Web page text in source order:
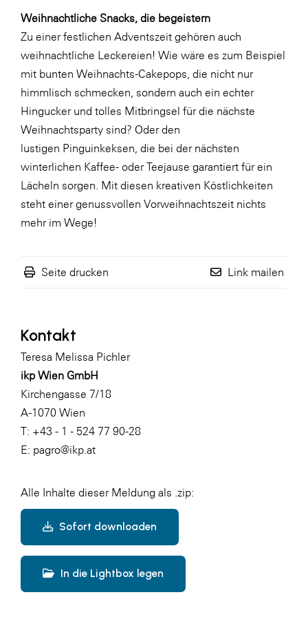
WK UBIT
Zühlke
Media
Weihnachtliche Snacks, die begeistern
Zu einer festlichen Adventszeit gehören auch
weihnachtliche Leckereien! Wie wäre es zum Beispiel
mit bunten Weihnachts-Cakepops , die nicht nur
himmlisch schmecken, sondern auch ein echter
Hingucker und tolles Mitbringsel für die nächste
Weihnachtsparty sind? Oder den
lustigen Pinguinkeksen , die bei der nächsten
winterlichen Kaffee- oder Teejause garantiert für ein
Lächeln sorgen. Mit diesen kreativen Köstlichkeiten
steht einer genussvollen Vorweihnachtszeit nichts
mehr im Wege!
Seite drucken Link mailen
Kontakt
Teresa Melissa Pichler
ikp Wien GmbH
Kirchengasse 7/18
A-1070 Wien
T: +43 - 1 - 524 77 90-28
E: pagro@ikp.at
Alle Inhalte dieser Meldung als .zip:
Sofort downloaden
In die Lightbox legen